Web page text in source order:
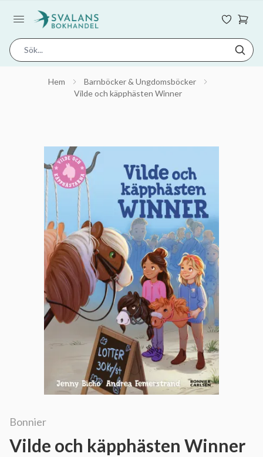
Hem
Barnböcker & Ungdomsböcker
Vilde och käpphästen Winner
Bonnier
Vilde och käpphästen Winner